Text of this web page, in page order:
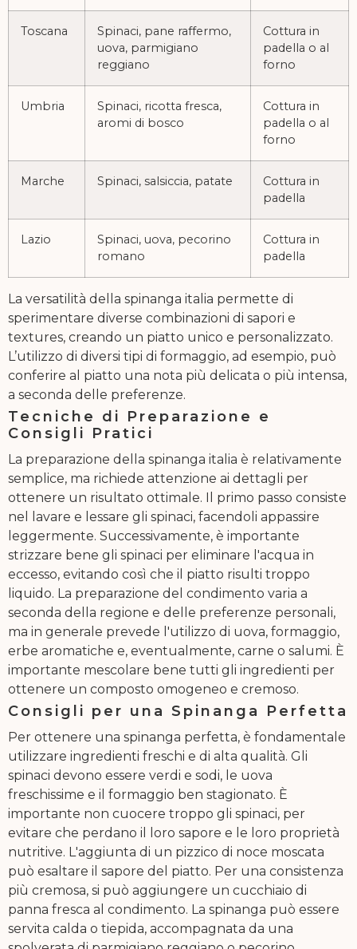
Toscana
Spinaci, pane raffermo,
uova, parmigiano
reggiano
Cottura in
padella o al
forno
Umbria
Spinaci, ricotta fresca,
aromi di bosco
Cottura in
padella o al
forno
Marche Spinaci, salsiccia, patate
Cottura in
padella
Lazio
Spinaci, uova, pecorino
romano
Cottura in
padella
La versatilità della spinanga italia permette di
sperimentare diverse combinazioni di sapori e
textures, creando un piatto unico e personalizzato.
L’utilizzo di diversi tipi di formaggio, ad esempio, può
conferire al piatto una nota più delicata o più intensa,
a seconda delle preferenze.
Tecniche di Preparazione e
Consigli Pratici
La preparazione della spinanga italia è relativamente
semplice, ma richiede attenzione ai dettagli per
ottenere un risultato ottimale. Il primo passo consiste
nel lavare e lessare gli spinaci, facendoli appassire
leggermente. Successivamente, è importante
strizzare bene gli spinaci per eliminare l'acqua in
eccesso, evitando così che il piatto risulti troppo
liquido. La preparazione del condimento varia a
seconda della regione e delle preferenze personali,
ma in generale prevede l'utilizzo di uova, formaggio,
erbe aromatiche e, eventualmente, carne o salumi. È
importante mescolare bene tutti gli ingredienti per
ottenere un composto omogeneo e cremoso.
Consigli per una Spinanga Perfetta
Per ottenere una spinanga perfetta, è fondamentale
utilizzare ingredienti freschi e di alta qualità. Gli
spinaci devono essere verdi e sodi, le uova
freschissime e il formaggio ben stagionato. È
importante non cuocere troppo gli spinaci, per
evitare che perdano il loro sapore e le loro proprietà
nutritive. L'aggiunta di un pizzico di noce moscata
può esaltare il sapore del piatto. Per una consistenza
più cremosa, si può aggiungere un cucchiaio di
panna fresca al condimento. La spinanga può essere
servita calda o tiepida, accompagnata da una